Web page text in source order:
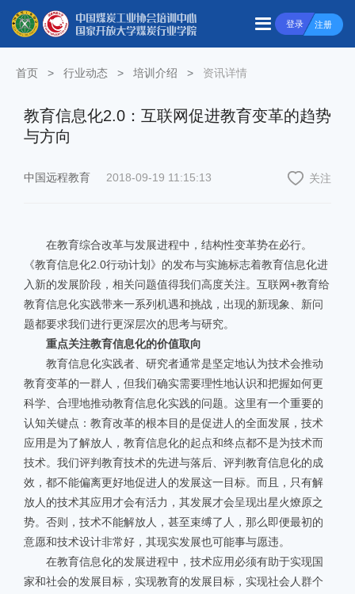
登录 注册
首页 > 行业动态 > 培训介绍 > 资讯详情
教育信息化2.0：互联网促进教育变革的趋势
与方向
中国远程教育 2018-09-19 11:15:13 关注
在教育综合改革与发展进程中，结构性变革势在必行。
《教育信息化2.0行动计划》的发布与实施标志着教育信息化进
入新的发展阶段，相关问题值得我们高度关注。互联网+教育给
教育信息化实践带来一系列机遇和挑战，出现的新现象、新问
题都要求我们进行更深层次的思考与研究。
重点关注教育信息化的价值取向
教育信息化实践者、研究者通常是坚定地认为技术会推动
教育变革的一群人，但我们确实需要理性地认识和把握如何更
科学、合理地推动教育信息化实践的问题。这里有一个重要的
认知关键点：教育改革的根本目的是促进人的全面发展，技术
应用是为了解放人，教育信息化的起点和终点都不是为技术而
技术。我们评判教育技术的先进与落后、评判教育信息化的成
效，都不能偏离更好地促进人的发展这一目标。而且，只有解
放人的技术其应用才会有活力，其发展才会呈现出星火燎原之
势。否则，技术不能解放人，甚至束缚了人，那么即便最初的
意愿和技术设计非常好，其现实发展也可能事与愿违。
在教育信息化的发展进程中，技术应用必须有助于实现国
家和社会的发展目标，实现教育的发展目标，实现社会人群个